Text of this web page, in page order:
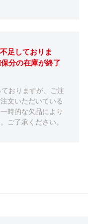
足しておりま
分の在庫が終了
おりますが、ご注
文いただいている
時的な欠品により
ご了承ください。